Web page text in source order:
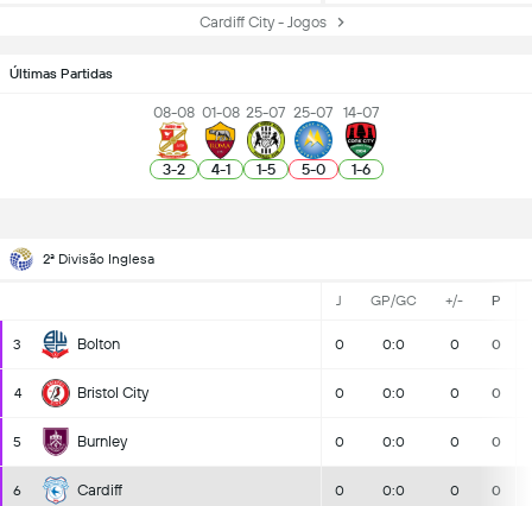
Cardiff City - Jogos
Últimas Partidas
08-08
3-2
01-08
4-1
25-07
1-5
25-07
5-0
14-07
1-6
2ª Divisão Inglesa
J GP/GC +/- P
3 Bolton 0 0:0 0 0
4 Bristol City 0 0:0 0 0
5 Burnley 0 0:0 0 0
6 Cardiff 0 0:0 0 0